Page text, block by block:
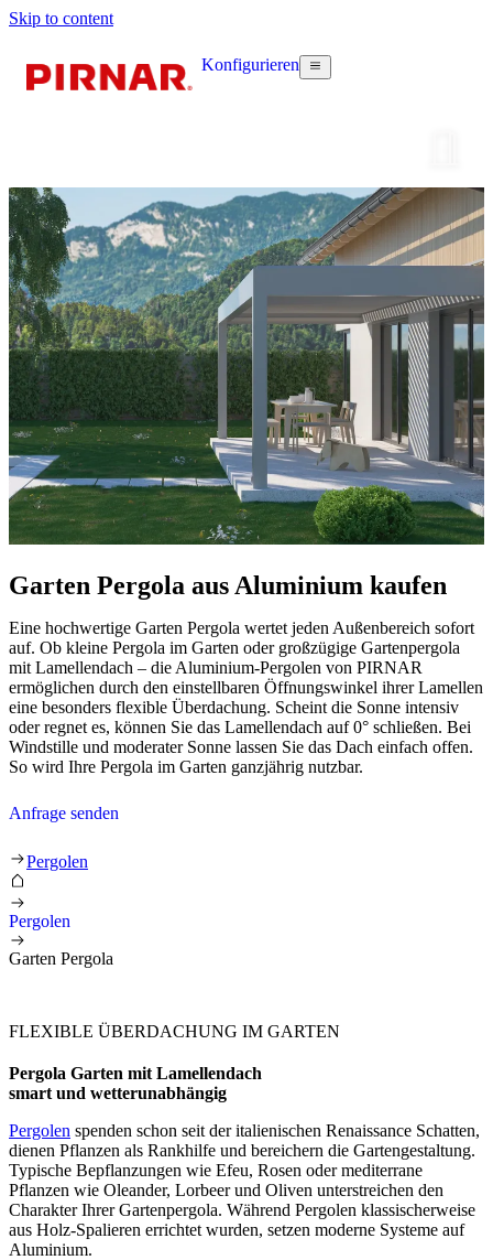
Skip to content
Konfigurieren
Haustür
Garten Pergola aus Aluminium kaufen
Eine hochwertige Garten Pergola wertet jeden Außenbereich sofort
auf. Ob kleine Pergola im Garten oder großzügige Gartenpergola
mit Lamellendach – die Aluminium-Pergolen von PIRNAR
ermöglichen durch den einstellbaren Öffnungswinkel ihrer Lamellen
eine besonders flexible Überdachung. Scheint die Sonne intensiv
oder regnet es, können Sie das Lamellendach auf 0° schließen. Bei
Windstille und moderater Sonne lassen Sie das Dach einfach offen.
So wird Ihre Pergola im Garten ganzjährig nutzbar.
Anfrage senden
Garten Pergola
Pergolen
Pergolen
Garten Pergola
FLEXIBLE ÜBERDACHUNG IM GARTEN
Pergola Garten mit Lamellendach
smart und wetterunabhängig
Pergolen spenden schon seit der italienischen Renaissance Schatten,
dienen Pflanzen als Rankhilfe und bereichern die Gartengestaltung.
Typische Bepflanzungen wie Efeu, Rosen oder mediterrane
Pflanzen wie Oleander, Lorbeer und Oliven unterstreichen den
Charakter Ihrer Gartenpergola. Während Pergolen klassischerweise
aus Holz-Spalieren errichtet wurden, setzen moderne Systeme auf
Aluminium.